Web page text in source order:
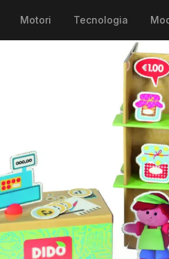
Motori Tecnologia